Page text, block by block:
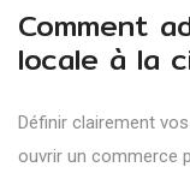
Comment
locale à la
Définir clairement
ouvrir un commerce